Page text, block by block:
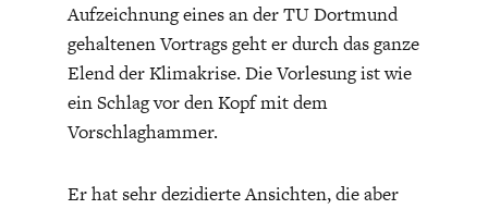
Aufzeichnung eines an der TU Dortmund
gehaltenen Vortrags geht er durch das ganze
Elend der Klimakrise. Die Vorlesung ist wie
ein Schlag vor den Kopf mit dem
Vorschlaghammer.
Er hat sehr dezidierte Ansichten, die aber